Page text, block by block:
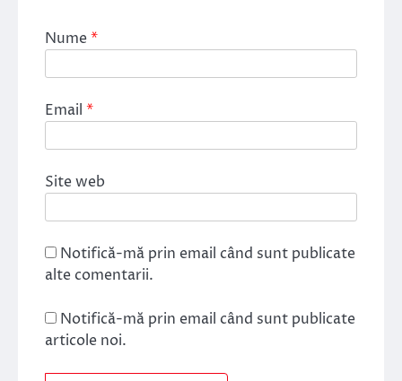
Nume*
Email *
Site web
Notifică-mă prin email când sunt publicate
alte comentarii.
Notifică-mă prin email când sunt publicate
articole noi.